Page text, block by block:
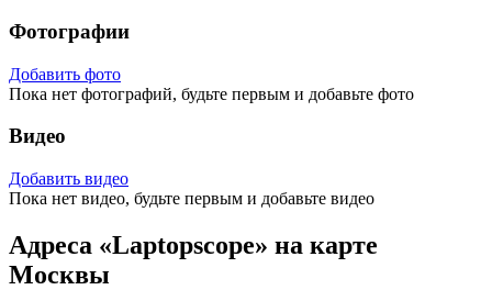
Фотографии
Добавить фото
Пока нет фотографий, будьте первым и добавьте фото
Видео
Добавить видео
Пока нет видео, будьте первым и добавьте видео
Адреса «Laptopscope» на карте
Москвы